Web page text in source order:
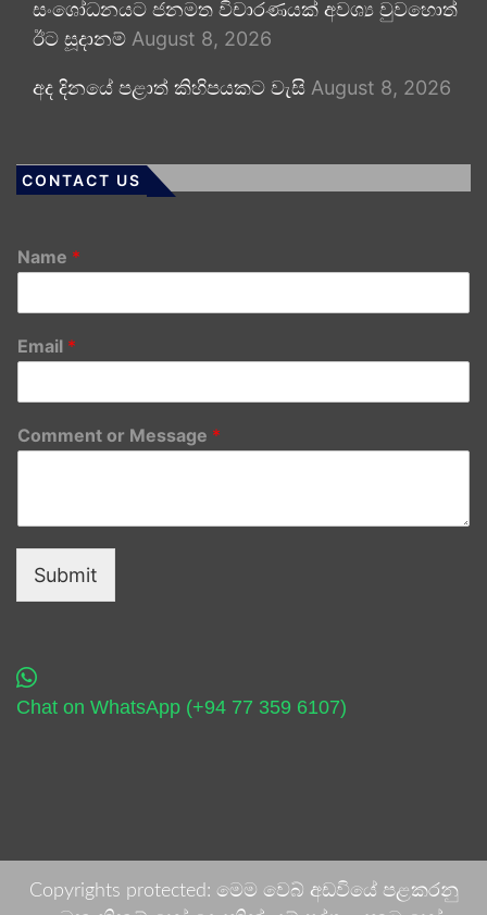
සංශෝධනයට ජනමත විචාරණයක් අවශ්‍ය වුවහොත්
ඊට සූදානම් August 8, 2026
අද දිනයේ පළාත් කිහිපයකට වැසි August 8, 2026
CONTACT US
Name *
Email *
Comment or Message *
Submit
Chat on WhatsApp (+94 77 359 6107)
Copyrights protected: මෙම වෙබ් අඩවියේ පළකරනු